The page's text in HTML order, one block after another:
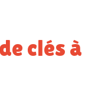
de clés